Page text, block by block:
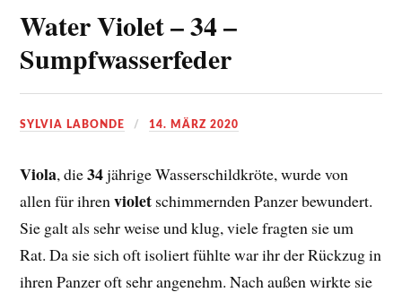
Water Violet – 34 –
Sumpfwasserfeder
SYLVIA LABONDE 14. MÄRZ 2020
Viola, die34jährige Wasserschildkröte, wurde von
allen für ihrenviolet schimmernden Panzer bewundert.
Sie galt als sehr weise und klug, viele fragten sie um
Rat. Da sie sich oft isoliert fühlte war ihr der Rückzug in
ihren Panzer oft sehr angenehm. Nach außen wirkte sie